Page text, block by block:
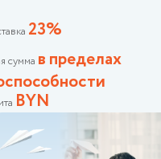
23%
сумма в пределах
BYN